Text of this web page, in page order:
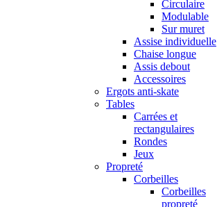
Circulaire
Modulable
Sur muret
Assise individuelle
Chaise longue
Assis debout
Accessoires
Ergots anti-skate
Tables
Carrées et
rectangulaires
Rondes
Jeux
Propreté
Corbeilles
Corbeilles
propreté